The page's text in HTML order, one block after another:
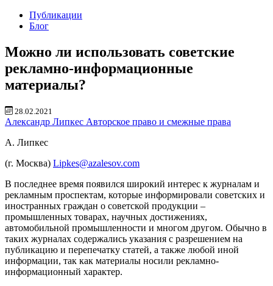
Публикации
Блог
Можно ли использовать советские
рекламно-информационные
материалы?
28.02.2021
Александр Липкес Авторское право и смежные права
А. Липкес
(г. Москва) Lipkes@azalesov.com
В последнее время появился широкий интерес к журналам и
рекламным проспектам, которые информировали советских и
иностранных граждан о советской продукции –
промышленных товарах, научных достижениях,
автомобильной промышленности и многом другом. Обычно в
таких журналах содержались указания с разрешением на
публикацию и перепечатку статей, а также любой иной
информации, так как материалы носили рекламно-
информационный характер.